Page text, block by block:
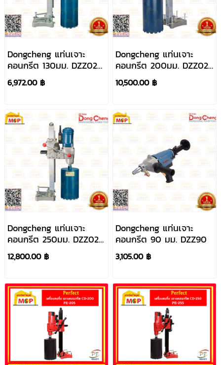
Dongcheng แท่นเจาะ
คอนกรีต 130มม. DZZ02-
130 1,800W
6,972.00 ฿
Dongcheng แท่นเจาะ
คอนกรีต 200มม. DZZ02-
200S 3,500W (ไม่รวม
ดอก)
10,500.00 ฿
Dongcheng แท่นเจาะ
คอนกรีต 250มม. DZZ02-
250 3,800W
12,800.00 ฿
Dongcheng แท่นเจาะ
คอนกรีต 90 มม. DZZ90
3,105.00 ฿